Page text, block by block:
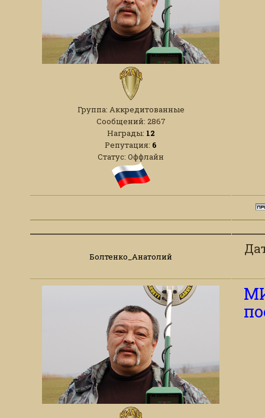
Группа: Аккредитованные
Сообщений: 2867
Награды: 12
Репутация: 6
Статус: Оффлайн
Болтенко_Анатолий